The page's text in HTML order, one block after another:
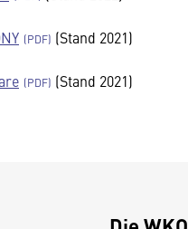
(Stand 2021)
(Stand 2021)